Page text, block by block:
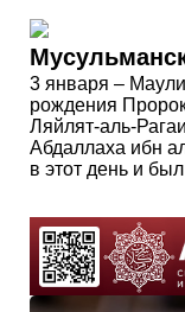
3 января –
рождения
Ляйлят-аль-
Абдаллаха ибн
в этот день и